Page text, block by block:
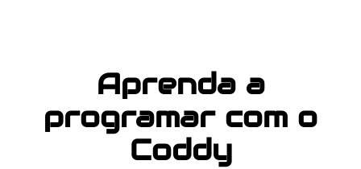
Aprenda a
programar com o
Coddy